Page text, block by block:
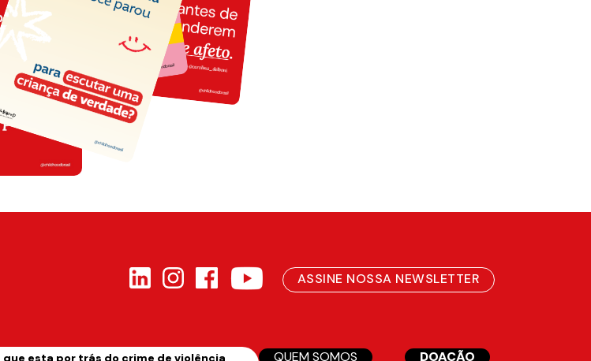
ASSINE NOSSA NEWSLETTER
que esta por trás do crime de violência QUEM SOMOS DOAÇÃO